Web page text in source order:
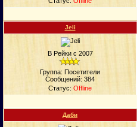
Jeli
В Рейки с 2007
Группа: Посетители
Сообщений: 384
Статус: Offline
Даби